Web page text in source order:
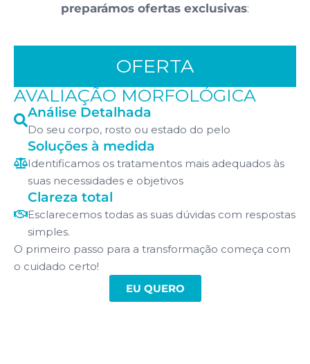
preparámos ofertas exclusivas:
OFERTA
AVALIAÇÃO MORFOLÓGICA
Análise Detalhada
Do seu corpo, rosto ou estado do pelo
Soluções à medida
Identificamos os tratamentos mais adequados às
suas necessidades e objetivos
Clareza total
Esclarecemos todas as suas dúvidas com respostas
simples.
O primeiro passo para a transformação começa com
o cuidado certo!
EU QUERO